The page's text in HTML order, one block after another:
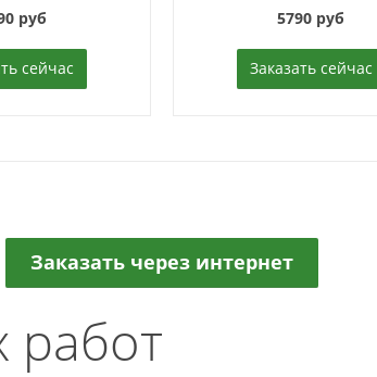
руб
сейчас
5790 руб
Заказать сейчас
Заказать через интернет